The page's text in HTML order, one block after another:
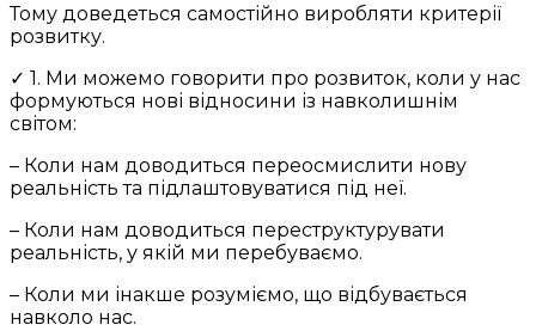
Тому доведеться самостійно виробляти критерії
розвитку.
✓ 1. Ми можемо говорити про розвиток, коли у нас
формуються нові відносини із навколишнім
світом:
– Коли нам доводиться переосмислити нову
реальність та підлаштовуватися під неї.
– Коли нам доводиться переструктурувати
реальність, у якій ми перебуваємо.
– Коли ми інакше розуміємо, що відбувається
навколо нас.